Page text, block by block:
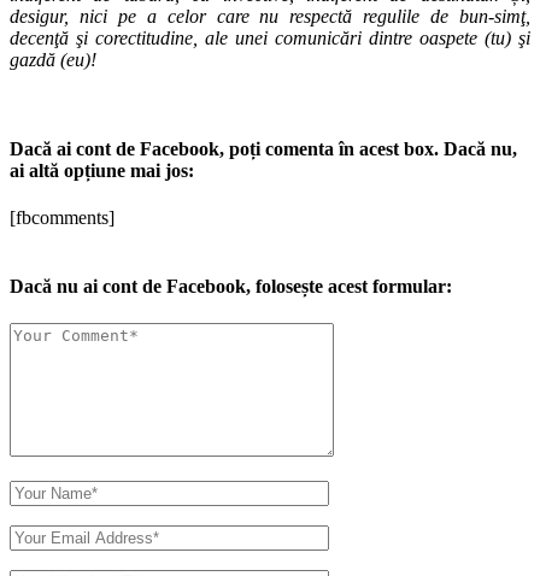
desigur, nici pe a celor care nu respectă regulile de bun-simţ,
decenţă şi corectitudine, ale unei comunicări dintre oaspete (tu) şi
gazdă (eu)!
Dacă ai cont de Facebook, poți comenta în acest box. Dacă nu,
ai altă opțiune mai jos:
[fbcomments]
Dacă nu ai cont de Facebook, folosește acest formular: